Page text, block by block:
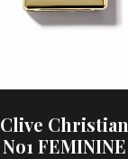
Clive Christian
No1 FEMININE